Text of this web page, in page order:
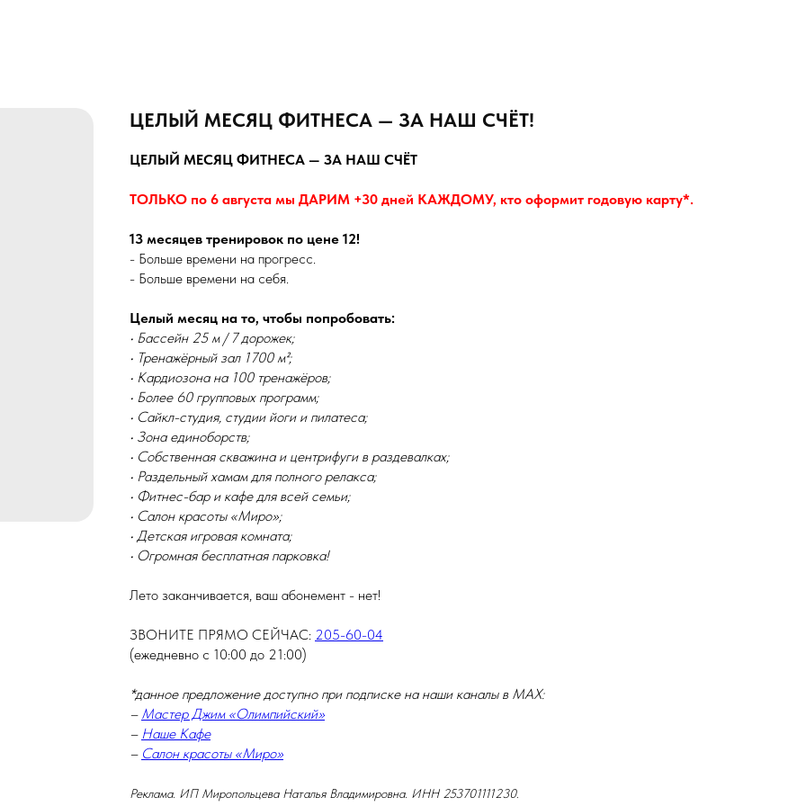
ЦЕЛЫЙ МЕСЯЦ ФИТНЕСА — ЗА НАШ СЧЁТ!
ЦЕЛЫЙ МЕСЯЦ ФИТНЕСА — ЗА НАШ СЧЁТ
ТОЛЬКО по 6 августа мы ДАРИМ +30 дней КАЖДОМУ, кто оформит годовую карту*.
13 месяцев тренировок по цене 12!
- Больше времени на прогресс.
- Больше времени на себя.
Целый месяц на то, чтобы попробовать:
• Бассейн 25 м / 7 дорожек;
• Тренажёрный зал 1700 м²;
• Кардиозона на 100 тренажёров;
• Более 60 групповых программ;
• Сайкл-студия, студии йоги и пилатеса;
• Зона единоборств;
• Собственная скважина и центрифуги в раздевалках;
• Раздельный хамам для полного релакса;
• Фитнес-бар и кафе для всей семьи;
• Салон красоты «Миро»;
• Детская игровая комната;
• Огромная бесплатная парковка!
Лето заканчивается, ваш абонемент - нет!
ЗВОНИТЕ ПРЯМО СЕЙЧАС: 205-60-04
(ежедневно с 10:00 до 21:00)
*данное предложение доступно при подписке на наши каналы в MAX:
– Мастер Джим «Олимпийский»
– Наше Кафе
– Салон красоты «Миро»
Реклама. ИП Миропольцева Наталья Владимировна. ИНН 253701111230.